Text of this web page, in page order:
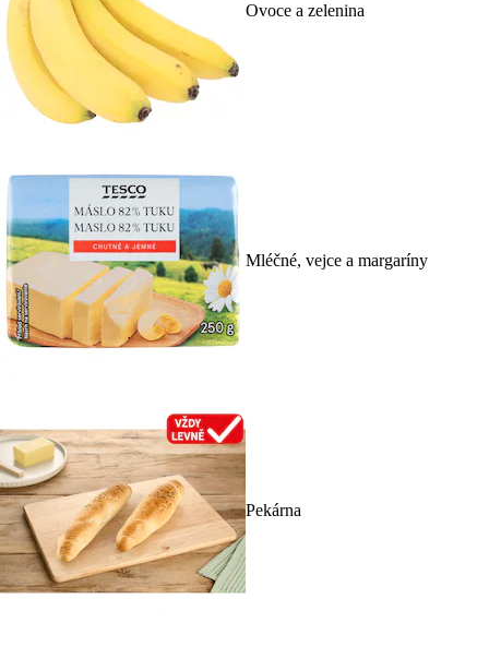
Ovoce a zelenina
Mléčné, vejce a margaríny
Pekárna